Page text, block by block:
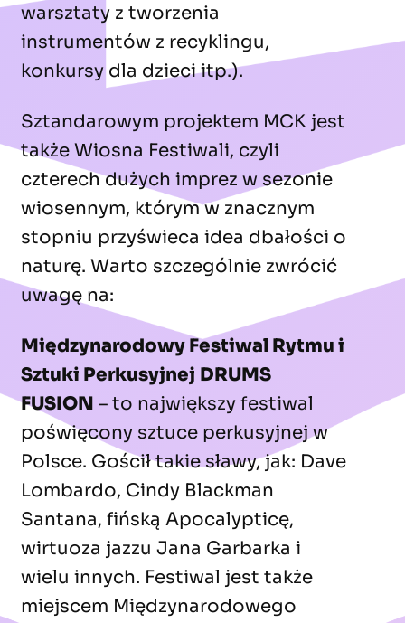
warsztaty z tworzenia
instrumentów z recyklingu,
konkursy dla dzieci itp.).
Sztandarowym projektem MCK jest
także Wiosna Festiwali, czyli
czterech dużych imprez w sezonie
wiosennym, którym w znacznym
stopniu przyświeca idea dbałości o
naturę. Warto szczególnie zwrócić
uwagę na:
Międzynarodowy Festiwal Rytmu i
Sztuki Perkusyjnej DRUMS
FUSION – to największy festiwal
poświęcony sztuce perkusyjnej w
Polsce. Gościł takie sławy, jak: Dave
Lombardo, Cindy Blackman
Santana, fińską Apocalypticę,
wirtuoza jazzu Jana Garbarka i
wielu innych. Festiwal jest także
miejscem Międzynarodowego